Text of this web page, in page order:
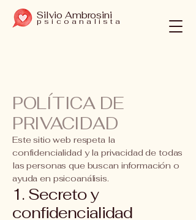
Silvio Ambrosini
psicoanalista
POLÍTICA DE
PRIVACIDAD
Este sitio web respeta la
confidencialidad y la privacidad de todas
las personas que buscan información o
ayuda en psicoanálisis.
1. Secreto y
confidencialidad